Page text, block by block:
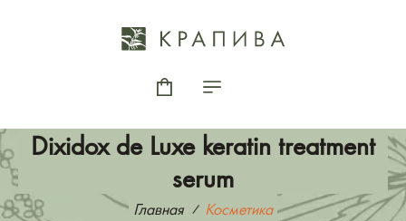
Dixidox de Luxe keratin treatment
serum
Главная Косметика